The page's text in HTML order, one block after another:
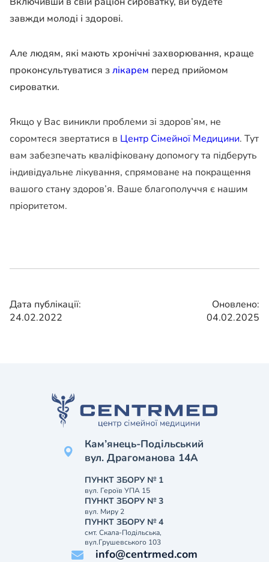
завжди молоді і здорові.
Але людям, які мають хронічні захворювання, краще
проконсультуватися злікарем перед прийомом
сироватки.
Якщо у Вас виникли проблеми зі здоров’ям, не
соромтеся звертатися в Центр Сімейної Медицини. Тут
вам забезпечать кваліфіковану допомогу та підберуть
індивідуальне лікування, спрямоване на покращення
вашого стану здоров’я. Ваше благополуччя є нашим
пріоритетом.
Дата публікації:
24.02.2022
Оновлено:
04.02.2025
Кам’янець-Подільський
вул. Драгоманова 14А
ПУНКТ ЗБОРУ № 1
вул. Героїв УПА 15
ПУНКТ ЗБОРУ № 3
вул. Миру 2
ПУНКТ ЗБОРУ № 4
смт. Скала-Подільська,
вул.Грушевського 103
info@centrmed.com